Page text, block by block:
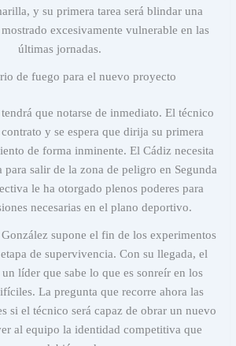
y su primera tarea será blindar una
excesivamente vulnerable en las
últimas jornadas.
de fuego para el nuevo proyecto
que notarse de inmediato. El técnico
y se espera que dirija su primera
de forma inminente. El Cádiz necesita
salir de la zona de peligro en Segunda
le ha otorgado plenos poderes para
necesarias en el plano deportivo.
supone el fin de los experimentos
de supervivencia. Con su llegada, el
líder que sabe lo que es sonreír en los
La pregunta que recorre ahora las
si el técnico será capaz de obrar un nuevo
al equipo la identidad competitiva que